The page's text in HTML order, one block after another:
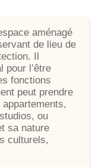
aménagé
de lieu de
Il
pour l’être
fonctions
peut prendre
ou
sa nature
culturels,